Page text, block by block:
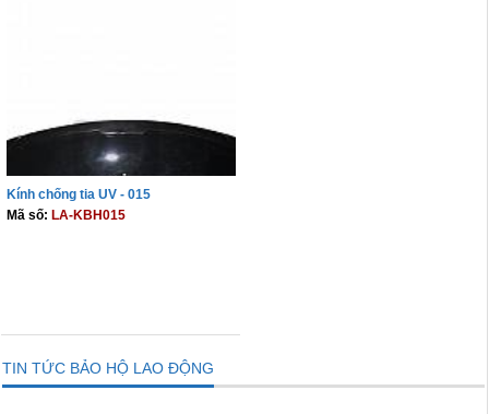
Kính chống tia UV - 015
Mã số: LA-KBH015
TIN TỨC BẢO HỘ LAO ĐỘNG